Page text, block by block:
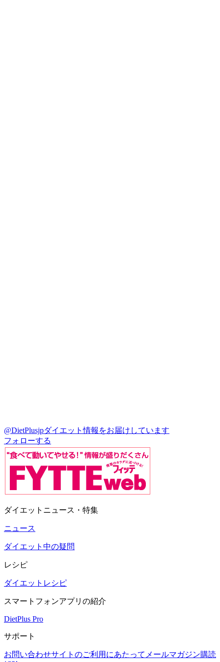
@DietPlusjpダイエット情報をお届けしています
フォローする
ダイエットニュース・特集
ニュース
ダイエット中の疑問
レシピ
ダイエットレシピ
スマートフォンアプリの紹介
DietPlus Pro
サポート
お問い合わせサイトのご利用にあたって メールマガジン購読